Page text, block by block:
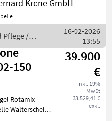
Krone GmbH
Pflege /
16-02-2026
13:55
150
39.900
€
inkl. 19%
MwSt
33.529,41 €
exkl.
Rotamix -
Walterscheid -
starr -